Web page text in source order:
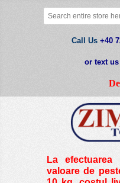
Call Us +40
or text
La
valoare de